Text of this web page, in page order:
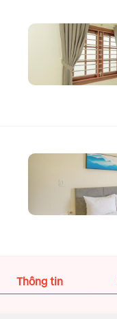
Thông tin